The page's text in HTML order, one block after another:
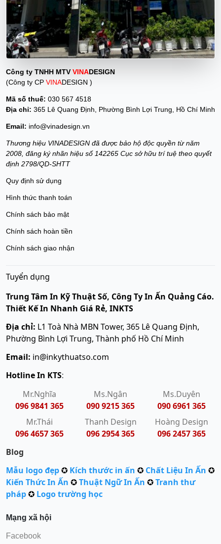
Công ty TNHH MTVVINADESIGN
(Công ty CP VINADESIGN )
Mã số thuế: 030 567 4518
Địa chỉ: 365 Lê Quang Định, Phường Bình Lợi Trung, Hồ Chí Minh
Email: info@vinadesign.vn
Thương hiệu VINADESIGN đã được bảo hộ độc quyền từ năm
2008, đăng ký nhãn hiệu số 142265 Cục sở hữu trí tuệ theo quyết
định 2798/QD-SHTT
Quy định sử dụng
Hình thức thanh toán
Chính sách bảo mật
Chính sách hoàn tiền
Chính sách giao nhận
Tuyển dụng
Trung Tâm In Kỹ Thuật Số, Công Ty In Ấn Quảng Cáo.
Thiết Kế In Nhanh Giá Rẻ, INKTS
Địa chỉ: L1 Toà Nhà MBN Tower, 365 Lê Quang Định,
Phường Bình Lợi Trung, Thành phố Hồ Chí Minh
Email: in@inkythuatso.com
Hotline In KTS:
Mr.Nghĩa
096 9841 365
Ms.Ngân
090 9215 365
Ms.Duyên
090 6961 365
Mr.Thái
096 4657 365
Thanh Design
096 2954 365
Hoàng Design
096 2457 365
Blog
Mẫu logo đẹp✪ Kích thước in ấn ✪ Chất Liệu In Ấn ✪
Kiến Thức In Ấn ✪Thuật Ngữ In Ấn ✪Tranh thư
pháp✪ Logo trường học
Mạng xã hội
Facebook